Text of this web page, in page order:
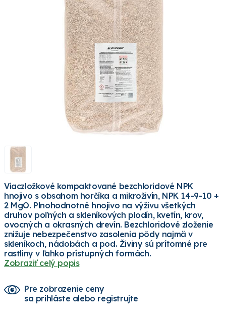
Viaczložkové kompaktované bezchloridové NPK
hnojivo s obsahom horčíka a mikroživín, NPK 14-9-10 +
2 MgO. Plnohodnotné hnojivo na výživu všetkých
druhov poľných a skleníkových plodín, kvetín, krov,
ovocných a okrasných drevín. Bezchloridové zloženie
znižuje nebezpečenstvo zasolenia pôdy najmä v
skleníkoch, nádobách a pod. Živiny sú prítomné pre
rastliny v ľahko prístupných formách.
Zobraziť celý popis
Pre zobrazenie ceny
sa prihláste alebo registrujte